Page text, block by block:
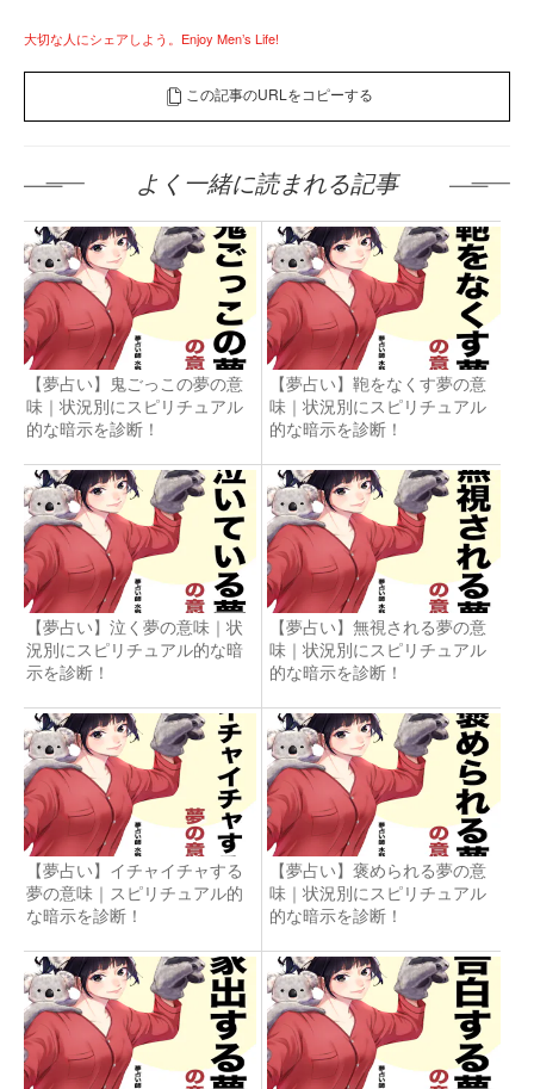
大切な人にシェアしよう。Enjoy Men’s Life!
この記事のURLをコピーする
よく一緒に読まれる記事
【夢占い】鬼ごっこの夢の意
味｜状況別にスピリチュアル
的な暗示を診断！
【夢占い】鞄をなくす夢の意
味｜状況別にスピリチュアル
的な暗示を診断！
【夢占い】泣く夢の意味｜状
況別にスピリチュアル的な暗
示を診断！
【夢占い】無視される夢の意
味｜状況別にスピリチュアル
的な暗示を診断！
【夢占い】イチャイチャする
夢の意味｜スピリチュアル的
な暗示を診断！
【夢占い】褒められる夢の意
味｜状況別にスピリチュアル
的な暗示を診断！